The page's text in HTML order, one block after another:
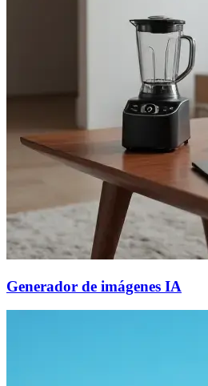
Generador de imágenes IA